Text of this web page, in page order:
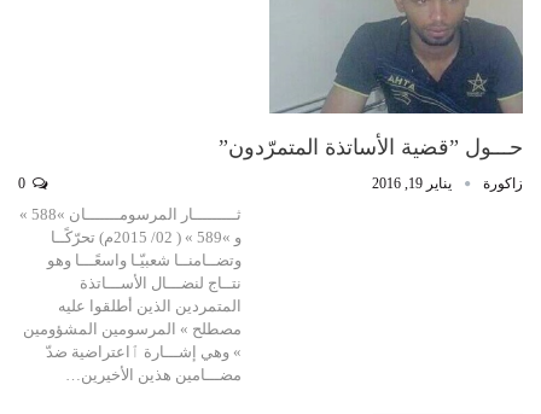
حـــول ”قضية الأساتذة المتمرّدون”
زاكورة يناير 19, 2016
ثـــــــــار المرسومـــــــان »588 »
و »589 » ( 02/ 2015م) تحرّكًــا
وتضــامنــا شعبيّـا واسعًـــا وهو
نتــاج لنضـــال الأســـاتذة
المتمردين الذين أطلقوا عليه
مصطلح » المرسومين المشؤومين
» وهي إشـــارة ٱاعتراضية ضدّ
مضـــامين هذين الأخيرين…